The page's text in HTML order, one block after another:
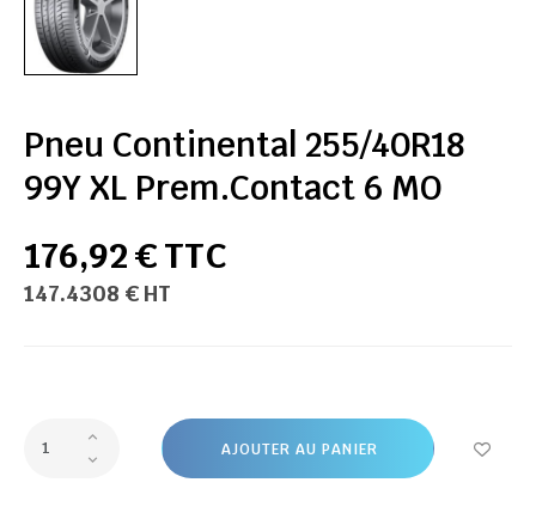
Pneu Continental 255/40R18
99Y XL Prem.Contact 6 MO
176,92 € TTC
147.4308 € HT
AJOUTER AU PANIER